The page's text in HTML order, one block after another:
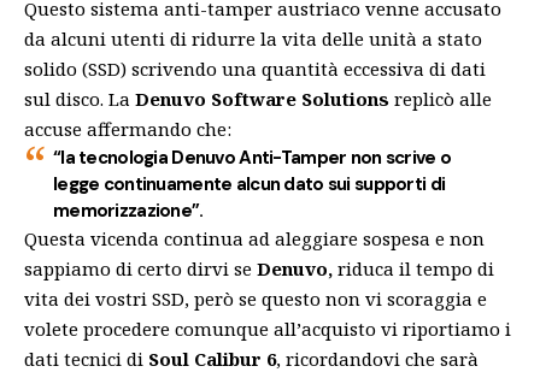
Questo sistema anti-tamper austriaco venne accusato
da alcuni utenti di ridurre la vita delle unità a stato
solido (SSD) scrivendo una quantità eccessiva di dati
sul disco. La Denuvo Software Solutions replicò alle
accuse affermando che:
“la tecnologia Denuvo Anti-Tamper non scrive o
legge continuamente alcun dato sui supporti di
memorizzazione”.
Questa vicenda continua ad aleggiare sospesa e non
sappiamo di certo dirvi se Denuvo, riduca il tempo di
vita dei vostri SSD, però se questo non vi scoraggia e
volete procedere comunque all’acquisto vi riportiamo i
dati tecnici di Soul Calibur 6, ricordandovi che sarà